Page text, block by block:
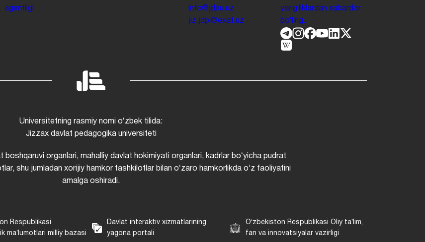
agentligi
info@jdpu.uz
jiz.jdpi@exat.uz
yangiliklardan xabardor
boʻling.
Universitetning rasmiy nomi oʻzbek tilida:
Jizzax davlat pedagogika universiteti
organlari, mahalliy davlat hokimiyati organlari, kadrlar boʻyicha pudrat
shu jumladan xorijiy hamkor tashkilotlar bilan oʻzaro hamkorlikda oʻz faoliyatini
amalga oshiradi.
Respublikasi
maʼlumotlari milliy bazasi
Davlat interaktiv xizmatlarining
yagona portali
Oʻzbekiston Respublikasi Oliy taʼlim,
fan va innovatsiyalar vazirligi